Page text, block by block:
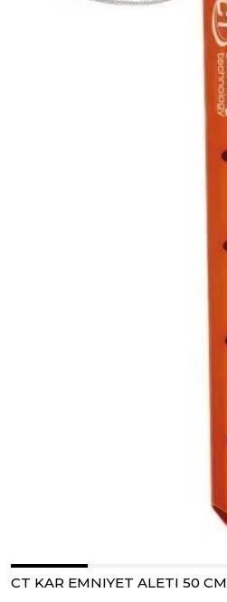
CT KAR EMNIYET ALETI 50 CM